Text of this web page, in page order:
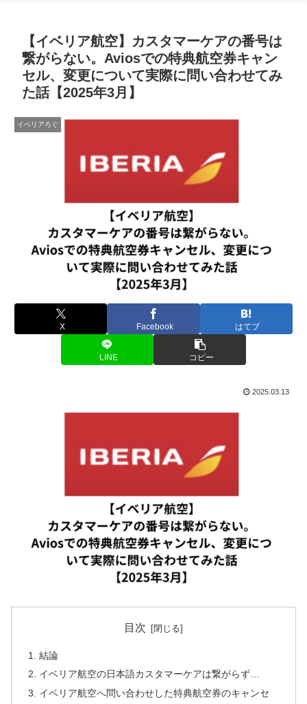
【イベリア航空】カスタマーケアの番号は
繋がらない。Aviosでの特典航空券キャン
セル、変更について実際に問い合わせてみ
た話【2025年3月】
イベリアろぐ
X Facebook はてブ
LINE コピー
2025.03.13
目次
結論
イベリア航空の日本語カスタマーケアは繋がらず…
イベリア航空へ問い合わせした特典航空券のキャンセ